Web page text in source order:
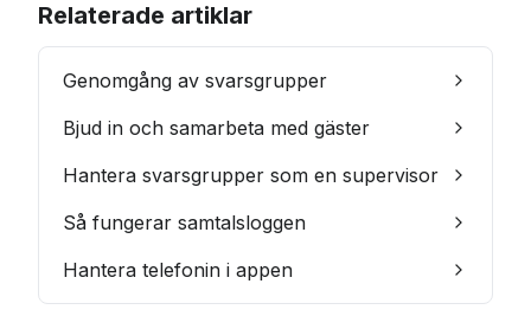
Relaterade artiklar
Genomgång av svarsgrupper
Bjud in och samarbeta med gäster
Hantera svarsgrupper som en supervisor
Så fungerar samtalsloggen
Hantera telefonin i appen